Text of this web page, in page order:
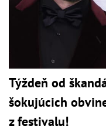
Týždeň od
šokujúcich
z festivalu!